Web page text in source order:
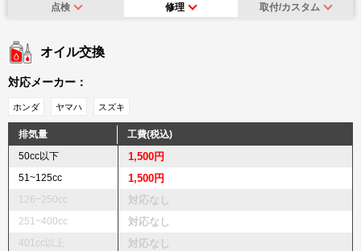
点検 修理 取付/カスタム
オイル交換
対応メーカー：
ホンダ ヤマハ スズキ
排気量
工費(税込)
50cc以下
1,500円
51~125cc 1,500円
126~250cc 対応なし
251~400cc 対応なし
401cc以上 対応なし